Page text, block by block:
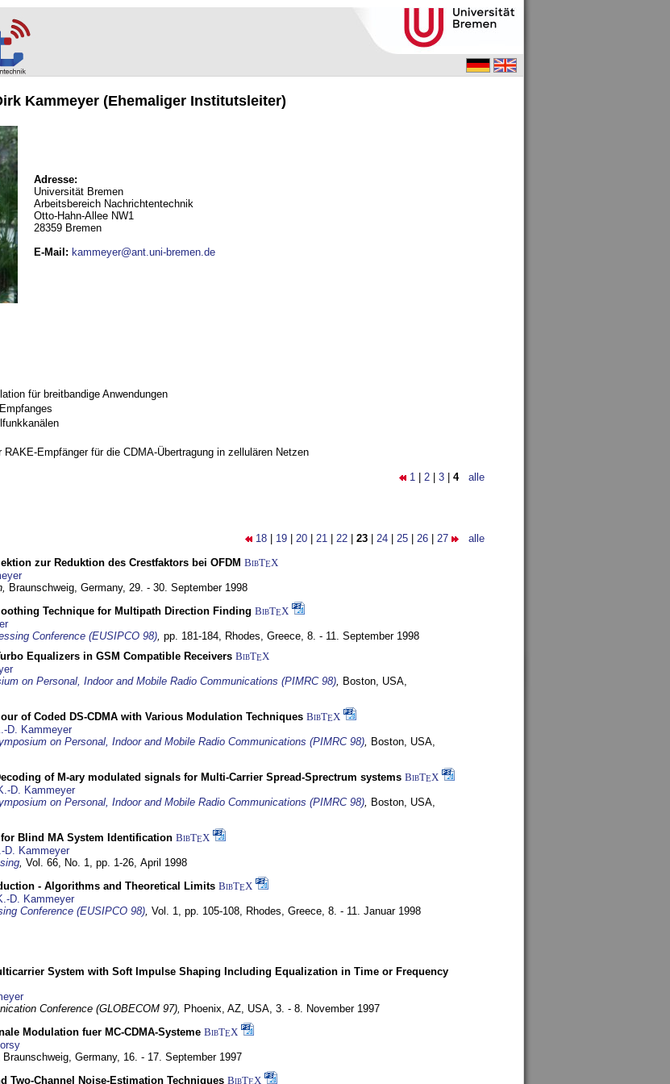
Kammeyer (Ehemaliger Institutsleiter)
Adresse:
Universität Bremen
Arbeitsbereich Nachrichtentechnik
Otto-Hahn-Allee NW1
28359 Bremen
E-Mail : kammeyer@ant.uni-bremen.de
für breitbandige Anwendungen
RAKE-Empfänger für die CDMA-Übertragung in zellulären Netzen
1 2 3 4 alle
18 19 20 21 22 23 24 25 26 27 alle
zur Reduktion des Crestfaktors bei OFDM BibTEX
Braunschweig, Germany, 29. - 30. September 1998
Technique for Multipath Direction Finding BibTEX
Conference (EUSIPCO 98), pp. 181-184, Rhodes, Greece, 8. - 11. September 1998
Equalizers in GSM Compatible Receivers BibTEX
on Personal, Indoor and Mobile Radio Communications (PIMRC 98), Boston, USA,
of Coded DS-CDMA with Various Modulation Techniques BibTEX
D. Kammeyer
on Personal, Indoor and Mobile Radio Communications (PIMRC 98), Boston, USA,
of M-ary modulated signals for Multi-Carrier Spread-Sprectrum systems BibTEX
D. Kammeyer
on Personal, Indoor and Mobile Radio Communications (PIMRC 98), Boston, USA,
Blind MA System Identification BibTEX
D. Kammeyer
, Vol. 66, No. 1, pp. 1-26, April 1998
- Algorithms and Theoretical Limits BibTEX
D. Kammeyer
Conference (EUSIPCO 98), Vol. 1, pp. 105-108, Rhodes, Greece, 8. - 11. Januar 1998
System with Soft Impulse Shaping Including Equalization in Time or Frequency
Conference (GLOBECOM 97), Phoenix, AZ, USA, 3. - 8. November 1997
Modulation fuer MC-CDMA-Systeme BibTEX
Braunschweig, Germany, 16. - 17. September 1997
Two-Channel Noise-Estimation Techniques BibTEX